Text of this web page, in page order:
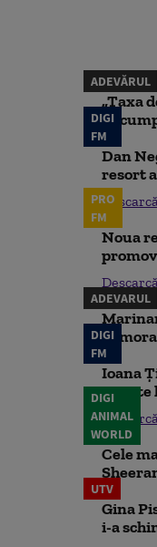
ADEVĂRUL
„Taxa
să
DIGI
FM
Dan
resort
PRO
FM
Noua
ADEVARUL
DIGI
FM
Ioana
noapte
DIGI
ANIMAL
WORLD
Cele
UTV
Gina
i-a